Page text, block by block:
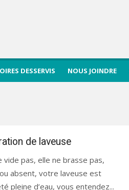
DESSERVIS NOUS JOINDRE
de laveuse
vide pas, elle ne brasse pas,
absent, votre laveuse est
pleine d’eau, vous entendez...